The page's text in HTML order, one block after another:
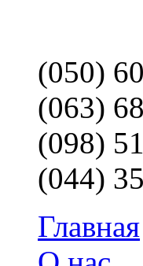
(050)
(063)
(098)
(044)
Главная